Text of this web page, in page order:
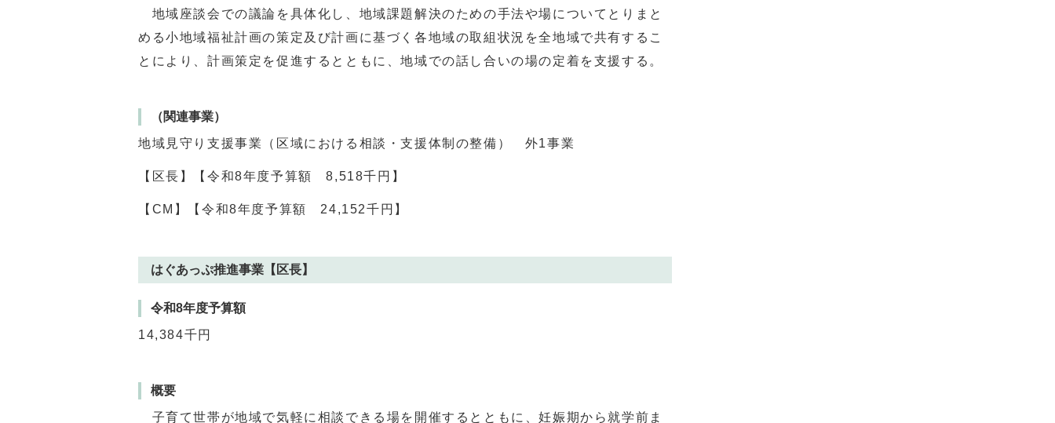
地域座談会での議論を具体化し、地域課題解決のための手法や場についてとりまと
める小地域福祉計画の策定及び計画に基づく各地域の取組状況を全地域で共有するこ
とにより、計画策定を促進するとともに、地域での話し合いの場の定着を支援する。
（関連事業）
地域見守り支援事業（区域における相談・支援体制の整備） 外1事業
【区長】【令和8年度予算額 8,518千円】
【CM】【令和8年度予算額 24,152千円】
はぐあっぷ推進事業【区長】
令和8年度予算額
14,384千円
概要
子育て世帯が地域で気軽に相談できる場を開催するとともに、妊娠期から就学前ま